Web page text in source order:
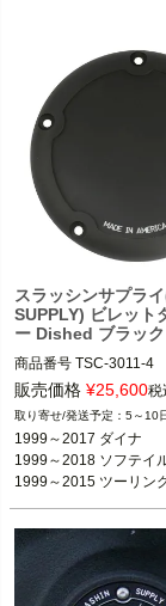
スラッシンサプラ
SUPPLY) ビレット
ー Dished ブラック
商品番号 TSC-3011-4
1999～2017 ダイナ
2000～2018 ソフテイ
1999～2015 ツーリン
FLHTCULは除く
Thrashin Supply（ス
イ）
販売価格 ¥25,600税
5～10
1999～2017 ダイナ
1999～2018 ソフテイ
1999～2015 ツーリン